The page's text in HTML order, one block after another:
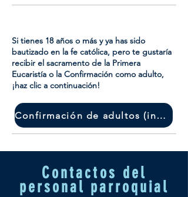
Si tienes 18 años o más y ya has sido
bautizado en la fe católica, pero te gustaría
recibir el sacramento de la Primera
Eucaristía o la Confirmación como adulto,
¡haz clic a continuación!
Confirmación de adultos (inglés)
Contactos del
personal parroquial